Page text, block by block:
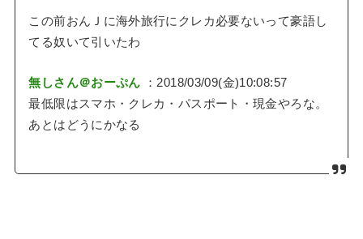
この前おんＪに海外旅行にクレカ必要ないって豪語し
てる奴いて引いたわ
無しさん＠おーぷん ：2018/03/09(金)10:08:57
最低限はスマホ・クレカ・パスポート・現金やろな。
あとはどうにかなる